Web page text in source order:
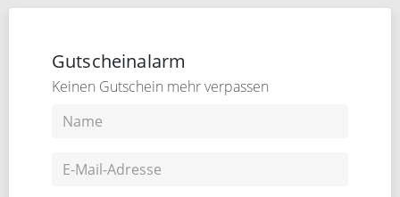
Gutscheinalarm
Keinen Gutschein mehr verpassen